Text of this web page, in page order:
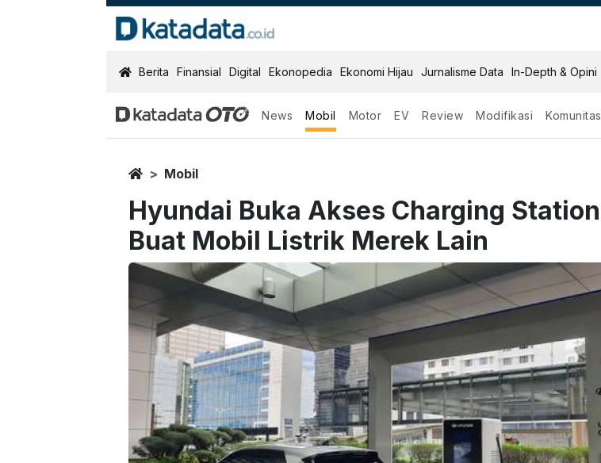
KatadataOTO
Berita Finansial Digital Ekonopedia Ekonomi Hijau Jurnalisme Data In-Depth & Opini
News Mobil Motor EV Review Modifikasi Komunitas
HomeMobil
Hyundai Buka Akses Charging Station
Buat Mobil Listrik Merek Lain